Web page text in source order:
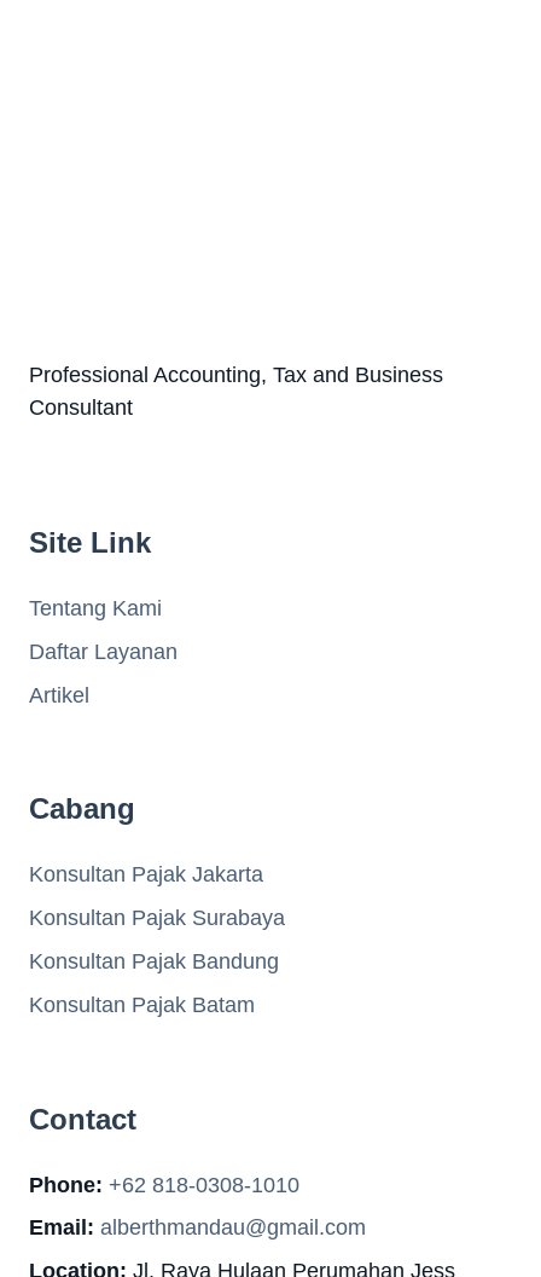
Professional Accounting, Tax and Business
Consultant
Site Link
Tentang Kami
Daftar Layanan
Artikel
Cabang
Konsultan Pajak Jakarta
Konsultan Pajak Surabaya
Konsultan Pajak Bandung
Konsultan Pajak Batam
Contact
Phone: +62 818-0308-1010
Email: alberthmandau@gmail.com
Location: Jl. Raya Hulaan Perumahan Jess